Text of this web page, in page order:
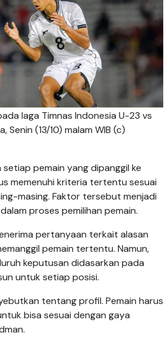
laga Timnas Indonesia U-23 vs
Senin (13/10) malam WIB (c)
setiap pemain yang dipanggil ke
memenuhi kriteria tertentu sesuai
masing. Faktor tersebut menjadi
proses pemilihan pemain.
pertanyaan terkait alasan
pemain tertentu. Namun,
keputusan didasarkan pada
untuk setiap posisi.
tentang profil. Pemain harus
bisa sesuai dengan gaya